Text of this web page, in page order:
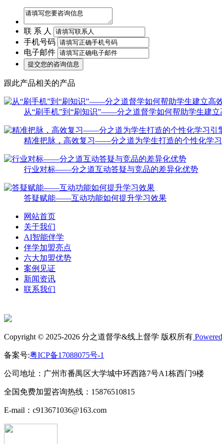
联 系 人
手机号码
电子邮件
跟此产品相关的产品
从“刷手机”到“刷知识”——分之道督学如何帮助学生建立
精准把脉，高效复习——分之道为学生打造的个性化学
行业对标——分之道互动答疑与竞品的差异化优势
答疑赋能——互动功能如何提升学习效果
网站首页
关于我们
AI智能伴学
伴学加盟亮点
六大加盟优势
案例见证
新闻资讯
联系我们
Copyright © 2025-2026 分之道督学&线上督学 版权所有
备案号:粤ICP备17088075号-1
公司地址：广州市番禺区大学城中环西路7号A1栋西门9楼
全国免费加盟咨询热线：15876510815
E-mail：c913671036@163.com